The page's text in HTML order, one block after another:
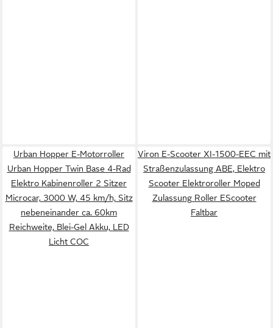
Urban Hopper E-Motorroller
Urban Hopper Twin Base 4-Rad
Elektro Kabinenroller 2 Sitzer
Microcar, 3000 W, 45 km/h, Sitz
nebeneinander ca. 60km
Reichweite, Blei-Gel Akku, LED
Licht COC
Viron E-Scooter XI-1500-EEC mit
Straßenzulassung ABE, Elektro
Scooter Elektroroller Moped
Zulassung Roller EScooter
Faltbar